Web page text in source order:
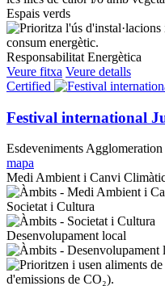
Espais verds
Responsabilitat Energètica
Veure fitxa Veure detalls
Certified
Festival international
Esdeveniments Agglomeration
mapa
Medi Ambient i Canvi
Societat i Cultura
Desenvolupament local